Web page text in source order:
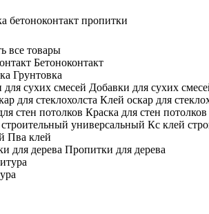
бетоноконтакт пропитки
все товары
Бетоноконтакт
Грунтовка
Добавки для сухих
Клей оскар для
Краска для стен потолков
Кс клей
Пва клей
Пропитки для дерева